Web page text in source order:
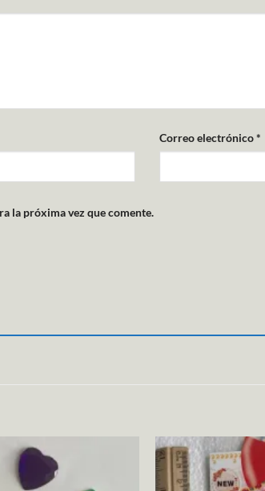
Correo electrónico*
la próxima vez que comente.